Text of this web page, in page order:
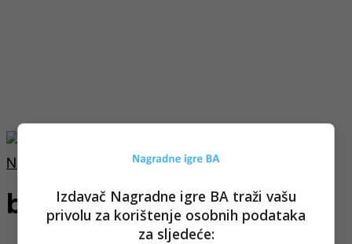
Naslovnica Bih
bih Izdavač Nagradne igre BA traži vašu
privolu za korištenje osobnih podataka
za sljedeće: